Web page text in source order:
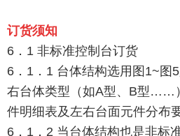
订货须知
6．1 非标准控制台订货
6．1．1 台体结构选用图1~图
右台体类型（如A型、B型……
件明细表及左右台面元件分布
6．1．2 当台体结构也是非标